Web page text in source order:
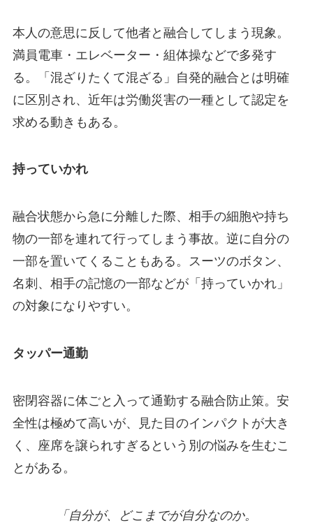
本人の意思に反して他者と融合してしまう現象。
満員電車・エレベーター・組体操などで多発す
る。「混ざりたくて混ざる」自発的融合とは明確
に区別され、近年は労働災害の一種として認定を
求める動きもある。
持っていかれ
融合状態から急に分離した際、相手の細胞や持ち
物の一部を連れて行ってしまう事故。逆に自分の
一部を置いてくることもある。スーツのボタン、
名刺、相手の記憶の一部などが「持っていかれ」
の対象になりやすい。
タッパー通勤
密閉容器に体ごと入って通勤する融合防止策。安
全性は極めて高いが、見た目のインパクトが大き
く、座席を譲られすぎるという別の悩みを生むこ
とがある。
「自分が、どこまでが自分なのか。